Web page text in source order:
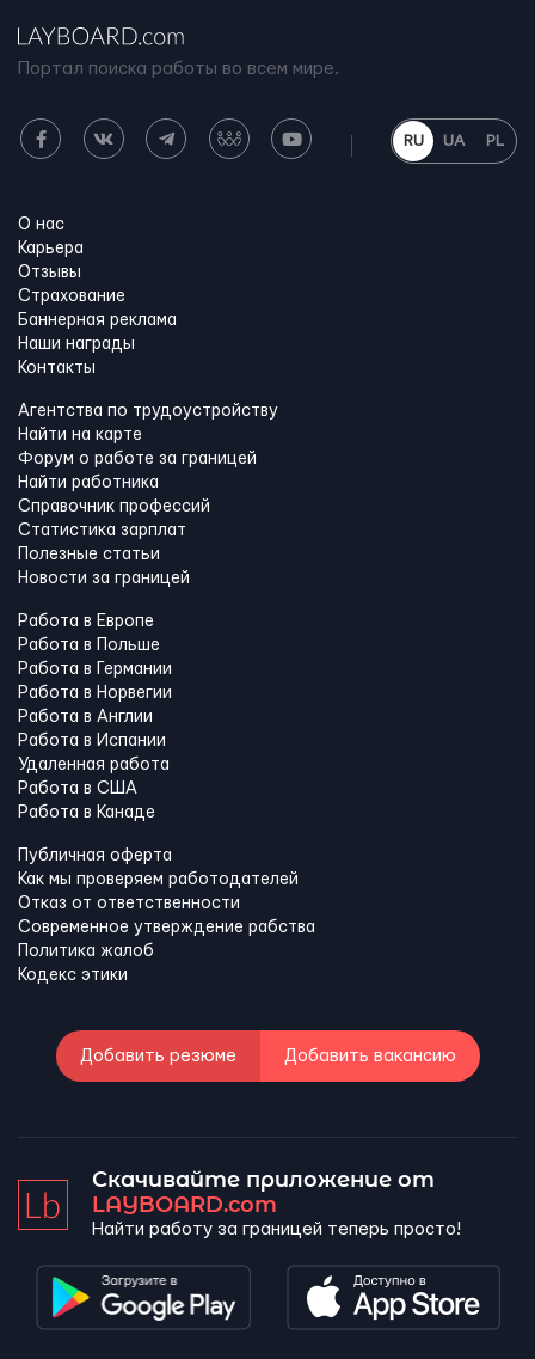
Портал поиска работы во всем мире.
RU UA PL
О нас
Карьера
Отзывы
Страхование
Баннерная реклама
Наши награды
Контакты
Агентства по трудоустройству
Найти на карте
Форум о работе за границей
Найти работника
Справочник профессий
Статистика зарплат
Полезные статьи
Новости за границей
Работа в Европе
Работа в Польше
Работа в Германии
Работа в Норвегии
Работа в Англии
Работа в Испании
Удаленная работа
Работа в США
Работа в Канадe
Публичная оферта
Как мы проверяем работодателей
Отказ от ответственности
Современное утверждение рабства
Политика жалоб
Кодекс этики
Добавить резюме Добавить вакансию
Скачивайте приложение от
LAYBOARD.com
Найти работу за границей теперь просто!